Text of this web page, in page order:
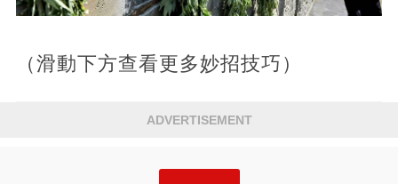
（滑動下方查看更多妙招技巧）
ADVERTISEMENT